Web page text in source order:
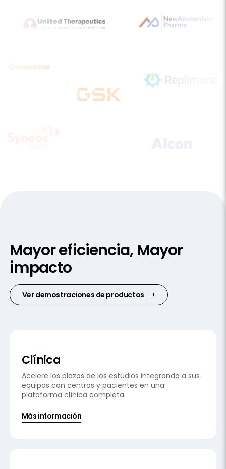
Mayor eficiencia, Mayor
impacto
Ver demostraciones de productos
Clínica
Acelere los plazos de los estudios integrando a sus
equipos con centros y pacientes en una
plataforma clínica completa.
Más información